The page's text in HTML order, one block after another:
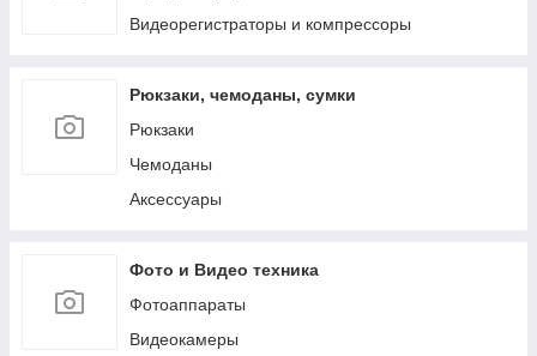
Видеорегистраторы и компрессоры
Рюкзаки, чемоданы, сумки
Рюкзаки
Чемоданы
Аксессуары
Фото и Видео техника
Фотоаппараты
Видеокамеры